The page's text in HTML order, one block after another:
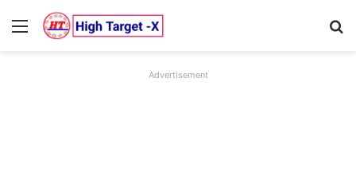
Menu
Advertisement